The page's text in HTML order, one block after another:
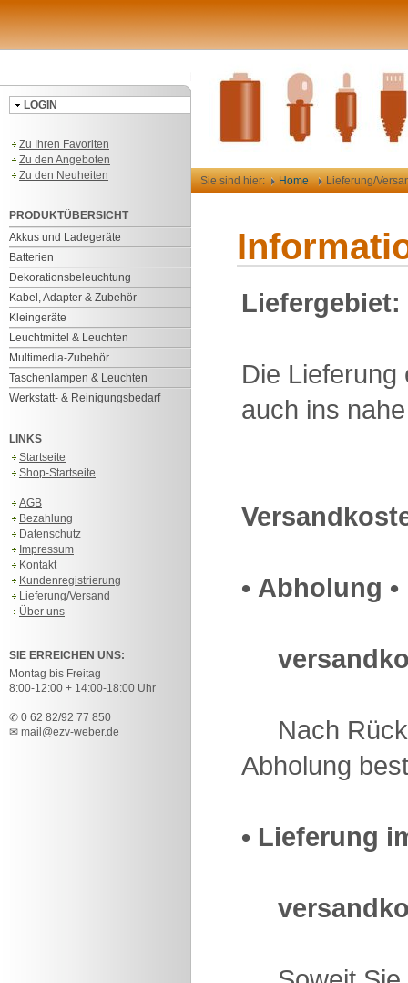
LOGIN
Zu Ihren Favoriten
Zu den Angeboten
Zu den Neuheiten
PRODUKTÜBERSICHT
Akkus und Ladegeräte
Batterien
Dekorationsbeleuchtung
Kabel, Adapter & Zubehör
Kleingeräte
Leuchtmittel & Leuchten
Multimedia-Zubehör
Taschenlampen & Leuchten
Werkstatt- & Reinigungsbedarf
LINKS
Startseite
Shop-Startseite
AGB
Bezahlung
Datenschutz
Impressum
Kontakt
Kundenregistrierung
Lieferung/Versand
Über uns
SIE ERREICHEN UNS:
Montag bis Freitag
8:00-12:00 + 14:00-18:00 Uhr
✆ 0 62 82/92 77 850
✉ mail@ezv-weber.de
Sie sind hier: Home Lieferung/
Liefergebiet:
Die
auch ins
• Abholung •
Nach
Abholung
• Lieferung